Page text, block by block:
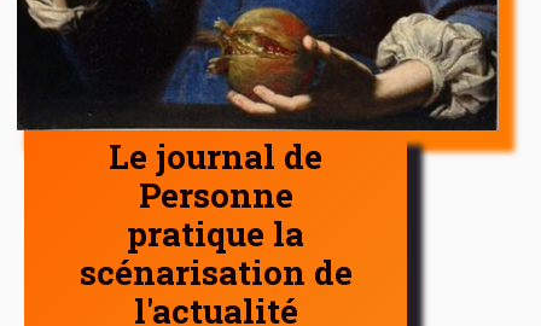
Le journal de
Personne
pratique la
scénarisation de
l'actualité